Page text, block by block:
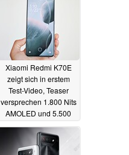
Xiaomi Redmi K70E
zeigt sich in erstem
Test-Video, Teaser
versprechen 1.800 Nits
AMOLED und 5.500
mAh Akku22.11.2023